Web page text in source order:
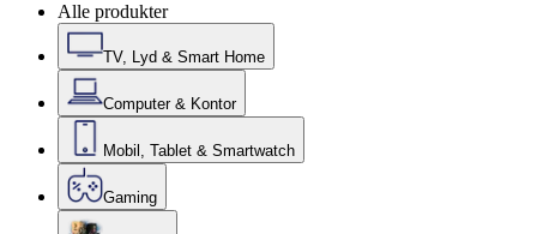
Alle produkter
TV, Lyd & Smart Home
Computer & Kontor
Mobil, Tablet & Smartwatch
Gaming